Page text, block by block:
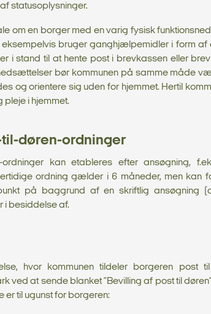
statusoplysninger.
om en borger med en varig fysisk
bruger ganghjælpemidler i form af
i stand til at hente post i brevkassen eller
bør kommunen på samme måde
og orientere sig uden for hjemmet. Hertil
i hjemmet.
døren-ordninger
ordninger kan etableres efter ansøgning,
ordning gælder i 6 måneder, men kan
på baggrund af en skriftlig ansøgning
i besiddelse af.
hvor kommunen tildeler borgeren post
ved at sende blanket ”Bevilling af post til
er til ugunst for borgeren: